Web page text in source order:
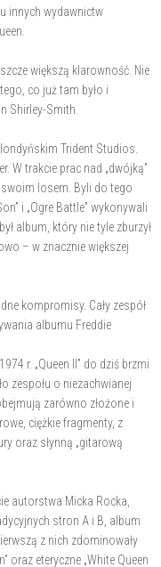
innych wydawnictw
większą klarowność. Nie
co już tam było i
Shirley-Smith.
Trident Studios.
W trakcie prac nad „dwójką”
swoim losem. Byli do tego
i „Ogre Battle” wykonywali
album, który nie tyle zburzył
– w znacznie większej
kompromisy. Cały zespół
albumu Freddie
r. „Queen II” do dziś brzmi
zespołu o niezachwianej
zarówno złożone i
ciężkie fragmenty, z
oraz słynną „gitarową
autorstwa Micka Rocka,
stron A i B, album
z nich zdominowały
oraz eteryczne „White Queen